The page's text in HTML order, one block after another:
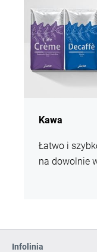
Kawa
Łatwo i
na dowolnie
Infolinia